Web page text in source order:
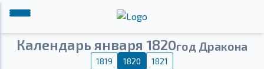
Календарь января 1820год Дракона
1819 1820 1821